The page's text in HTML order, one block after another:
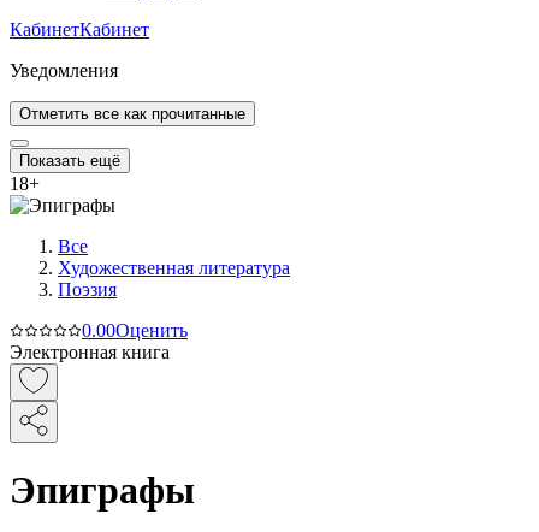
КабинетКабинет
Уведомления
Отметить все как прочитанные
Показать ещё
18+
Все
Художественная литература
Поэзия
0.00Оценить
Электронная книга
Эпиграфы